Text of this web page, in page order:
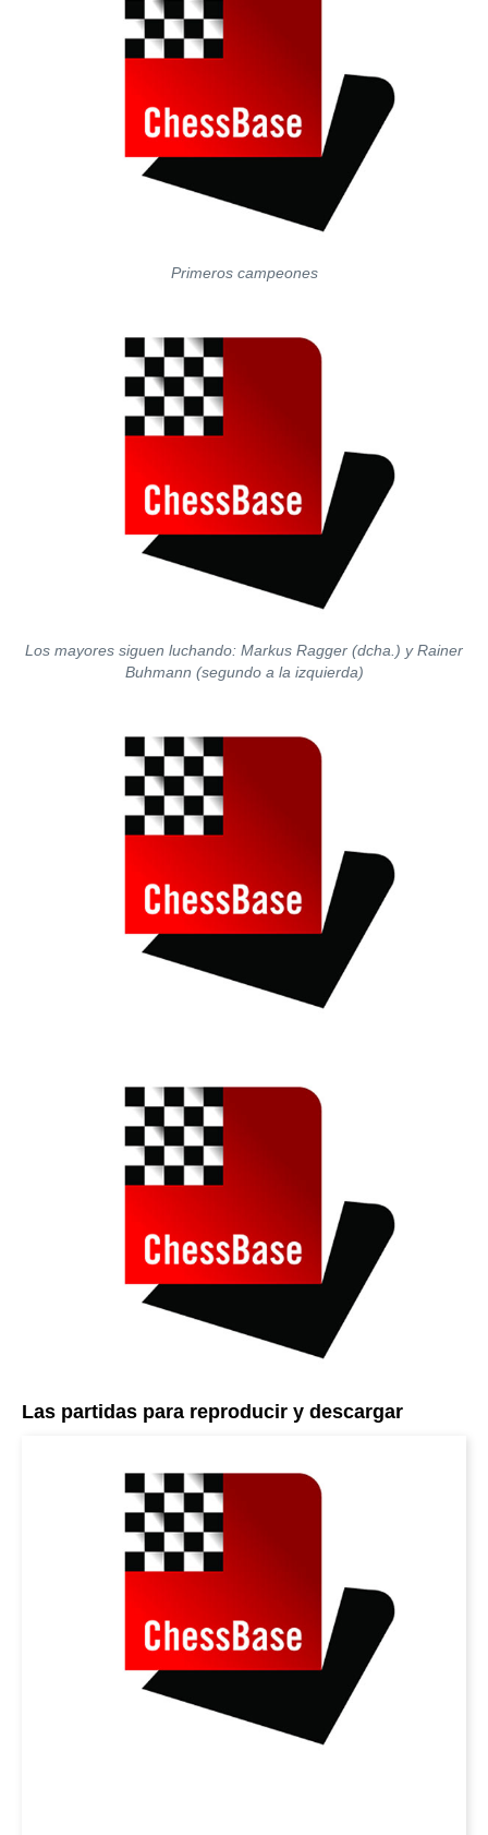
Primeros campeones
Los mayores siguen luchando: Markus Ragger (dcha.) y Rainer
Buhmann (segundo a la izquierda)
Las partidas para reproducir y descargar